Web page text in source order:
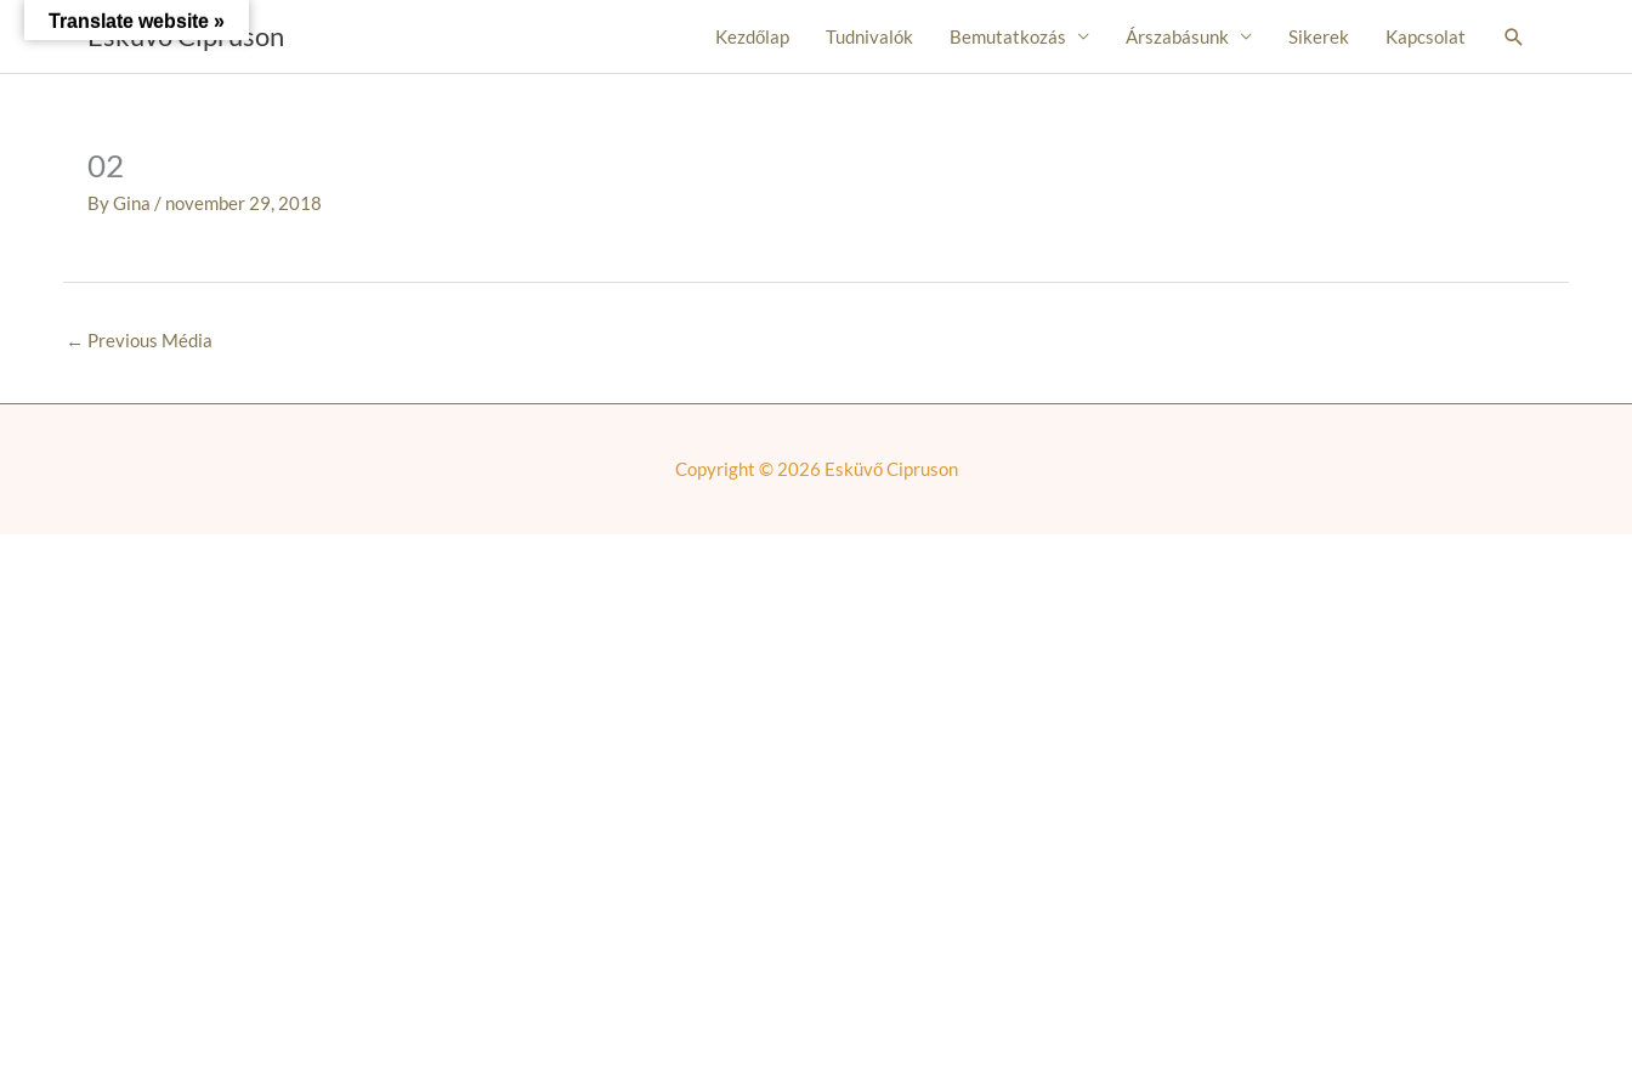
content
Esküvő Cipruson Kezdőlap Tudnivalók Bemutatkozás Árszabásunk Sikerek Kapcsolat Search
02
ByGina / november 29, 2018
← Previous Média
Copyright © 2026 Esküvő Cipruson
Translate website »